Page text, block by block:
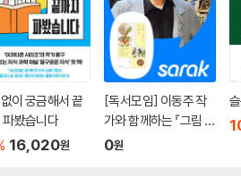
모습을 본 따 만들어졌다는 믿음에 걸맞
그리스도교인들이 퉁퉁 부은 얼굴의 못생긴
에 빠진 이야기, 우리 인간은 모두 아프리카
고 아연실색한 과학자들의 일화를 들려준
서 나뉘었을까, 직립보행이 왜 그렇게 중
스는 인간 때문에 절멸한 것일까, 기후의
끌어냈을까, 그는 다양한 질문들을 통해
이 궁금해서 끝
파봤습니다
16,020원
[독서모임] 이동주 작
가와 함께하는 『그림 그
리는 과학자』 읽기
0원